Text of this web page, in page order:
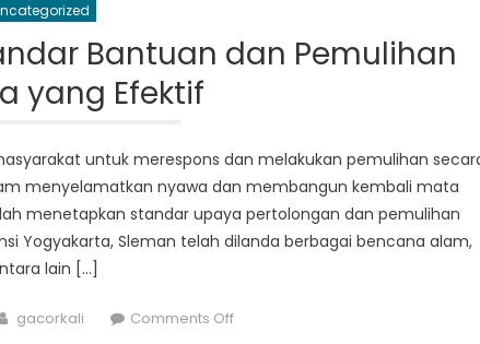
pengurangan
risiko
Bantuan dan Pemulihan
yang Efektif
untuk merespons dan melakukan pemulihan
menyelamatkan nyawa dan membangun kembali mata
menetapkan standar upaya pertolongan dan pemulihan
Yogyakarta, Sleman telah dilanda berbagai bencana alam,
lain […]
Author
gacorkali Comments Offon